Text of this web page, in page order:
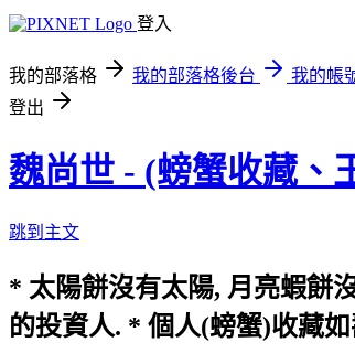
登入
我的部落格 我的部落格後台
我的帳
登出
魏尚世 - (螃蟹收藏、
跳到主文
* 太陽餅沒有太陽, 月亮蝦餅
的投資人. * 個人(螃蟹)收藏